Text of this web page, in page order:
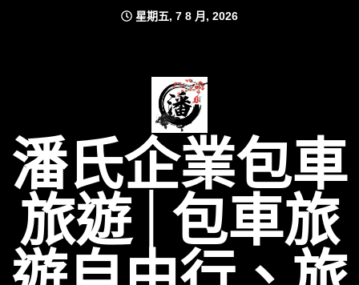
星期五, 7 8 月, 2026
潘氏企業包車
旅遊│包車旅